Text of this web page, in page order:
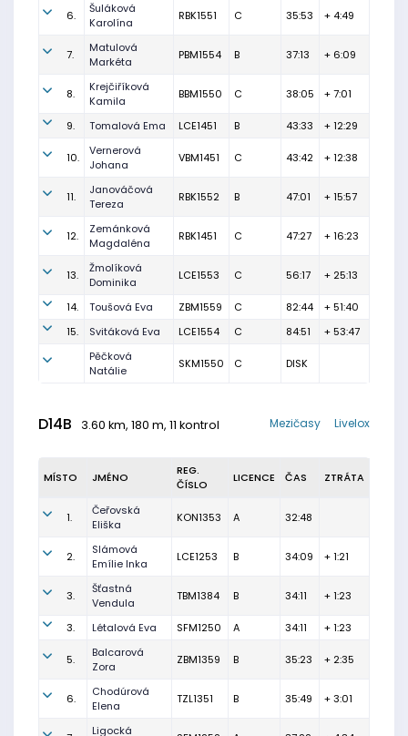
6.
Šuláková
Karolína
RBK1551 C 35:53 + 4:49
7.
Matulová
Markéta
PBM1554 B 37:13 + 6:09
8.
Krejčiříková
Kamila
BBM1550 C 38:05 + 7:01
9. Tomalová Ema LCE1451 B 43:33 + 12:29
10.
Vernerová
Johana
VBM1451 C 43:42 + 12:38
11.
Janováčová
Tereza
RBK1552 B 47:01 + 15:57
12.
Zemánková
Magdaléna
RBK1451 C 47:27 + 16:23
13.
Žmolíková
Dominika
LCE1553 C 56:17 + 25:13
14. Toušová Eva ZBM1559 C 82:44
+ 51:40
15.
Svitáková Eva LCE1554 C 84:51
+ 53:47
Pěčková
Natálie
SKM1550 C DISK
D14B 3.60 km, 180 m, 11 kontrol Livelox
Mezičasy
MÍSTO JMÉNO
REG.
ČÍSLO
LICENCE ČAS ZTRÁTA
1.
Čeřovská
Eliška
KON1353 A 32:48
2.
Slámová
Emílie Inka
LCE1253 B 34:09 + 1:21
3.
Šťastná
Vendula
TBM1384 B 34:11 + 1:23
3. Létalová Eva SFM1250 A 34:11 + 1:23
5.
Balcarová
Zora
ZBM1359 B 35:23 + 2:35
6.
Chodúrová
Elena
TZL1351 B 35:49 + 3:01
Ligocká